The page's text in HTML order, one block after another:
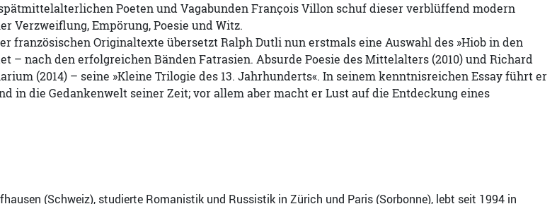
Poeten und Vagabunden François Villon schuf dieser verblüffend modern
Verzweiflung, Empörung, Poesie und Witz.
französischen Originaltexte übersetzt Ralph Dutli nun erstmals eine Auswahl des »Hiob in den
– nach den erfolgreichen Bänden Fatrasien. Absurde Poesie des Mittelalters (2010) und Richard
(2014) – seine »Kleine Trilogie des 13. Jahrhunderts«. In seinem kenntnisreichen Essay führt er
in die Gedankenwelt seiner Zeit; vor allem aber macht er Lust auf die Entdeckung eines
(Schweiz), studierte Romanistik und Russistik in Zürich und Paris (Sorbonne), lebt seit 1994 in